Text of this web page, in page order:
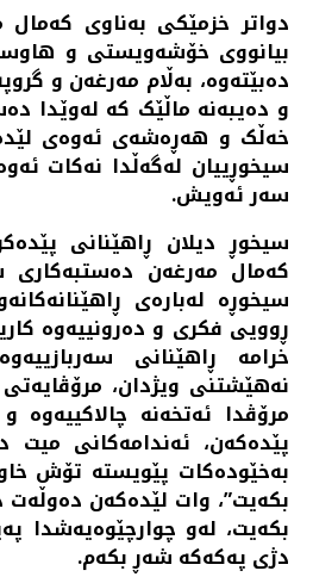
دواتر خزمێکی بەناوی کەمال
بیانووی خۆشەویستی و
دەبێتەوە، بەڵام مەرغەن و
و دەیبەنە ماڵێک کە لەوێدا
خەڵک و هەڕەشەی ئەوەی
سیخوڕییان لەگەڵدا نەکات
سەر ئەویش.
سیخوڕ دیلان ڕاهێنانی
کەمال مەرغەن دەستبەکاری
سیخوڕە لەبارەی
ڕوویی فکری و دەرونییەوە
خرامە ڕاهێنانی
نەهێشتنی ویژدان،
مرۆڤدا ئەتخەنە چالاکییەوە
پێدەکەن، ئەندامەکانی میت
بەخێودەکات پێویستە تۆش
بکەیت”، وات لێدەکەن
بکەیت، لەو چوارچێوەیەشدا
دژی پەکەکە شەڕ بکەم.